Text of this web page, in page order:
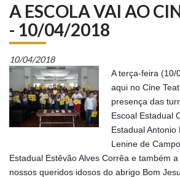
A ESCOLA VAI AO
- 10/04/2018
10/04/2018
A terça-feira (10/
aqui no Cine
presença das
Escoal Estadual
Estadual Antonio
Lenine de
Estadual Estêvão Alves Corrêa e também
nossos queridos idosos do abrigo Bom